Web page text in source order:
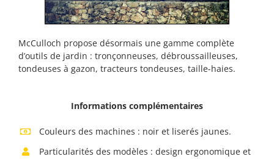
McCulloch propose désormais une gamme complète
d’outils de jardin : tronçonneuses, débroussailleuses,
tondeuses à gazon, tracteurs tondeuses, taille-haies.
Informations complémentaires
Couleurs des machines : noir et liserés jaunes.
Particularités des modèles : design ergonomique et